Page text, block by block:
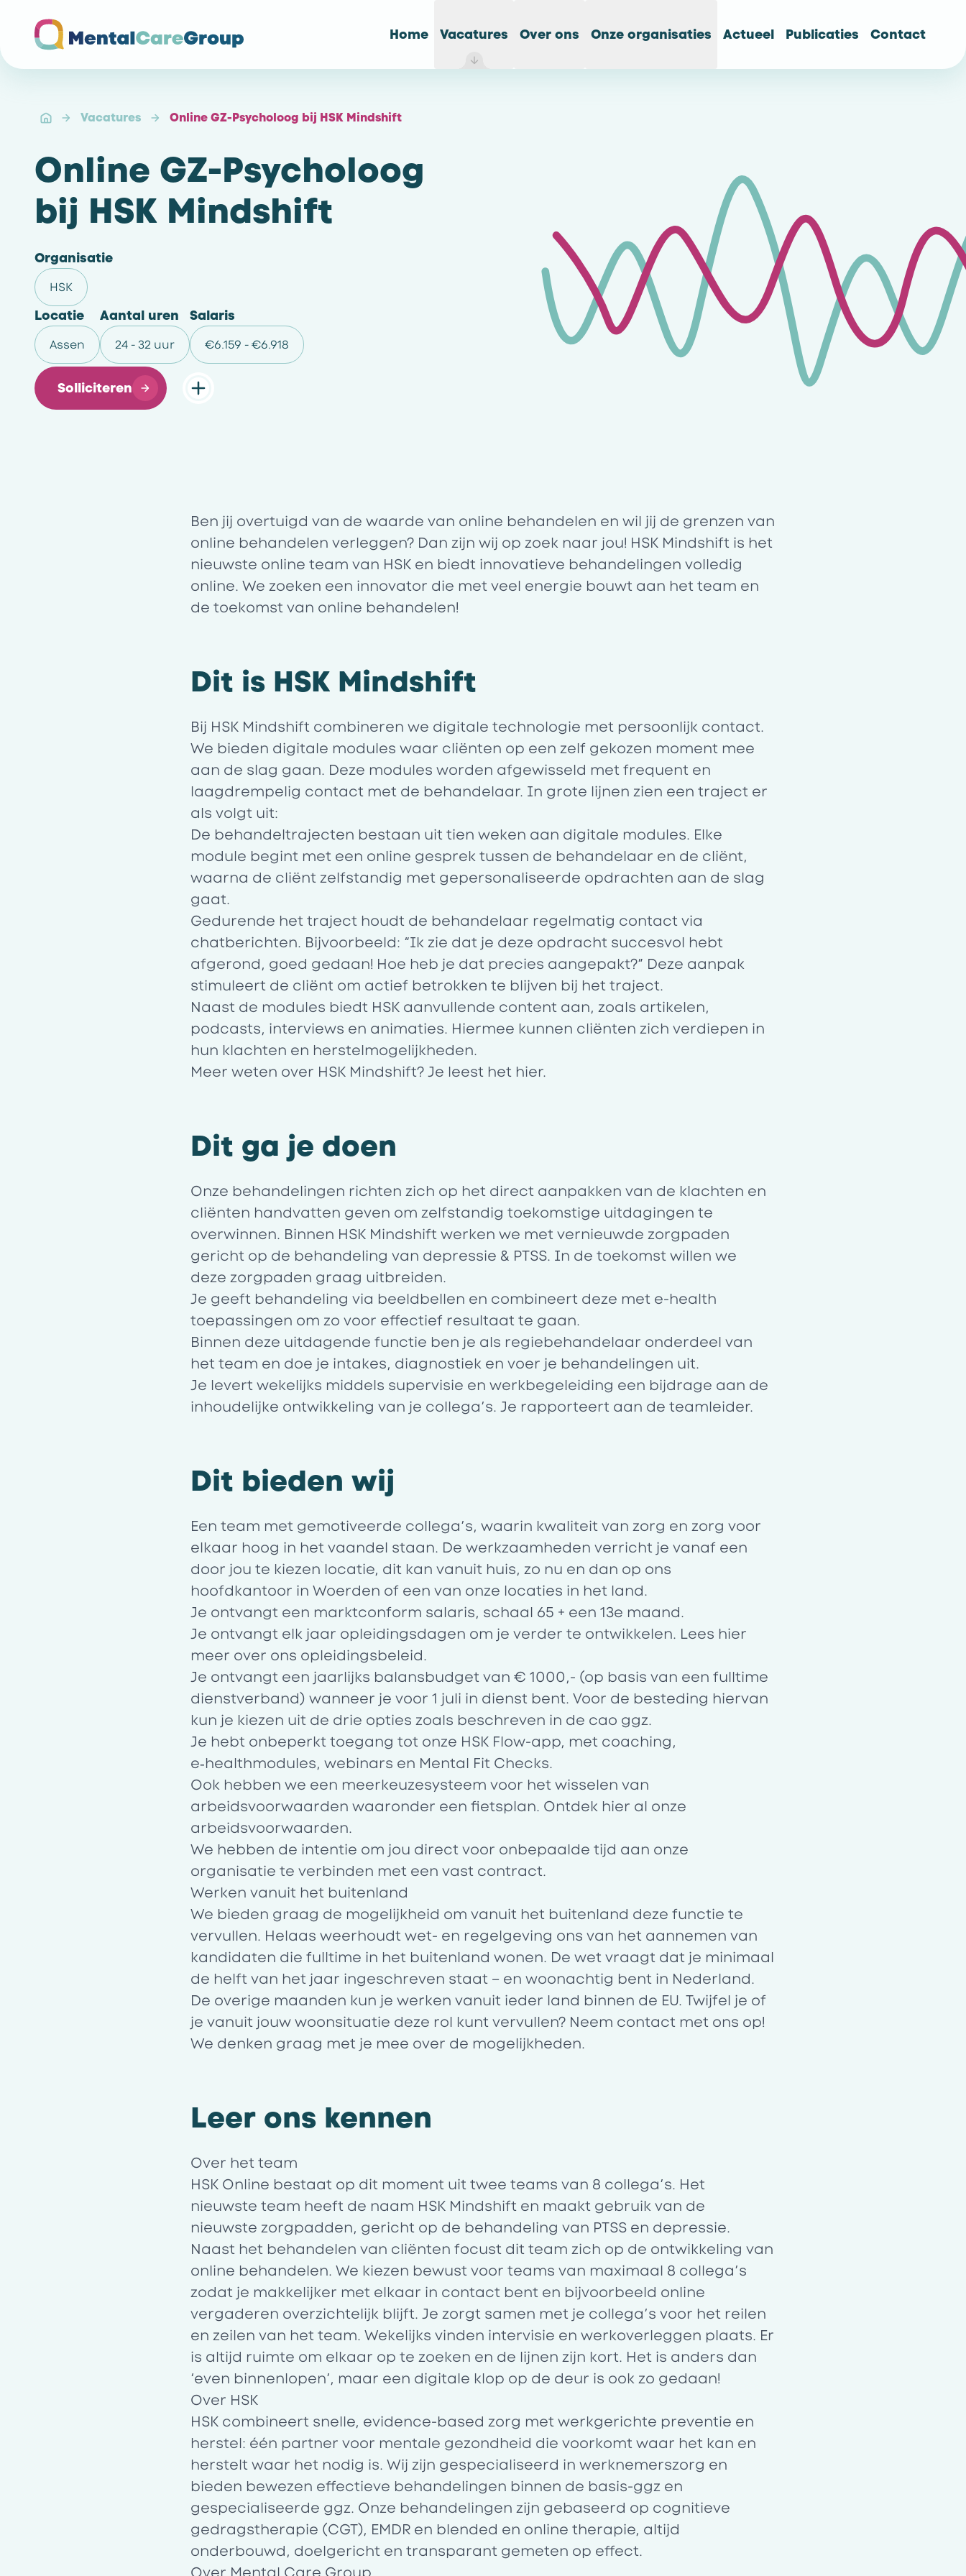
Home Vacatures Over ons Onze organisaties Actueel Publicaties Contact
Vacatures Online GZ-Psycholoog bij HSK Mindshift
Online GZ-Psycholoog
bij HSK Mindshift
Organisatie
HSK
Locatie
Assen
Aantal uren
24 - 32 uur
Salaris
€6.159 - €6.918
Solliciteren
Ben jij overtuigd van de waarde van online behandelen en wil jij de grenzen van
online behandelen verleggen? Dan zijn wij op zoek naar jou! HSK Mindshift is het
nieuwste online team van HSK en biedt innovatieve behandelingen volledig
online. We zoeken een innovator die met veel energie bouwt aan het team en
de toekomst van online behandelen!
Dit is HSK Mindshift
Bij HSK Mindshift combineren we digitale technologie met persoonlijk contact.
We bieden digitale modules waar cliënten op een zelf gekozen moment mee
aan de slag gaan. Deze modules worden afgewisseld met frequent en
laagdrempelig contact met de behandelaar. In grote lijnen zien een traject er
als volgt uit:
De behandeltrajecten bestaan uit tien weken aan digitale modules. Elke
module begint met een online gesprek tussen de behandelaar en de cliënt,
waarna de cliënt zelfstandig met gepersonaliseerde opdrachten aan de slag
gaat.
Gedurende het traject houdt de behandelaar regelmatig contact via
chatberichten. Bijvoorbeeld: “Ik zie dat je deze opdracht succesvol hebt
afgerond, goed gedaan! Hoe heb je dat precies aangepakt?” Deze aanpak
stimuleert de cliënt om actief betrokken te blijven bij het traject.
Naast de modules biedt HSK aanvullende content aan, zoals artikelen,
podcasts, interviews en animaties. Hiermee kunnen cliënten zich verdiepen in
hun klachten en herstelmogelijkheden.
Meer weten over HSK Mindshift? Je leest het hier.
Dit ga je doen
Onze behandelingen richten zich op het direct aanpakken van de klachten en
cliënten handvatten geven om zelfstandig toekomstige uitdagingen te
overwinnen. Binnen HSK Mindshift werken we met vernieuwde zorgpaden
gericht op de behandeling van depressie & PTSS. In de toekomst willen we
deze zorgpaden graag uitbreiden.
Je geeft behandeling via beeldbellen en combineert deze met e-health
toepassingen om zo voor effectief resultaat te gaan.
Binnen deze uitdagende functie ben je als regiebehandelaar onderdeel van
het team en doe je intakes, diagnostiek en voer je behandelingen uit.
Je levert wekelijks middels supervisie en werkbegeleiding een bijdrage aan de
inhoudelijke ontwikkeling van je collega’s. Je rapporteert aan de teamleider.
Dit bieden wij
Een team met gemotiveerde collega’s, waarin kwaliteit van zorg en zorg voor
elkaar hoog in het vaandel staan. De werkzaamheden verricht je vanaf een
door jou te kiezen locatie, dit kan vanuit huis, zo nu en dan op ons
hoofdkantoor in Woerden of een van onze locaties in het land.
Je ontvangt een marktconform salaris, schaal 65 + een 13e maand.
Je ontvangt elk jaar opleidingsdagen om je verder te ontwikkelen. Lees hier
meer over ons opleidingsbeleid.
Je ontvangt een jaarlijks balansbudget van € 1000,- (op basis van een fulltime
dienstverband) wanneer je voor 1 juli in dienst bent. Voor de besteding hiervan
kun je kiezen uit de drie opties zoals beschreven in de cao ggz.
Je hebt onbeperkt toegang tot onze HSK Flow-app, met coaching,
e‑healthmodules, webinars en Mental Fit Checks.
Ook hebben we een meerkeuzesysteem voor het wisselen van
arbeidsvoorwaarden waaronder een fietsplan. Ontdek hier al onze
arbeidsvoorwaarden.
We hebben de intentie om jou direct voor onbepaalde tijd aan onze
organisatie te verbinden met een vast contract.
Werken vanuit het buitenland
We bieden graag de mogelijkheid om vanuit het buitenland deze functie te
vervullen. Helaas weerhoudt wet- en regelgeving ons van het aannemen van
kandidaten die fulltime in het buitenland wonen. De wet vraagt dat je minimaal
de helft van het jaar ingeschreven staat – en woonachtig bent in Nederland.
De overige maanden kun je werken vanuit ieder land binnen de EU. Twijfel je of
je vanuit jouw woonsituatie deze rol kunt vervullen? Neem contact met ons op!
We denken graag met je mee over de mogelijkheden.
Leer ons kennen
Over het team
HSK Online bestaat op dit moment uit twee teams van 8 collega’s. Het
nieuwste team heeft de naam HSK Mindshift en maakt gebruik van de
nieuwste zorgpadden, gericht op de behandeling van PTSS en depressie.
Naast het behandelen van cliënten focust dit team zich op de ontwikkeling van
online behandelen. We kiezen bewust voor teams van maximaal 8 collega’s
zodat je makkelijker met elkaar in contact bent en bijvoorbeeld online
vergaderen overzichtelijk blijft. Je zorgt samen met je collega’s voor het reilen
en zeilen van het team. Wekelijks vinden intervisie en werkoverleggen plaats. Er
is altijd ruimte om elkaar op te zoeken en de lijnen zijn kort. Het is anders dan
‘even binnenlopen’, maar een digitale klop op de deur is ook zo gedaan!
Over HSK
HSK combineert snelle, evidence-based zorg met werkgerichte preventie en
herstel: één partner voor mentale gezondheid die voorkomt waar het kan en
herstelt waar het nodig is. Wij zijn gespecialiseerd in werknemerszorg en
bieden bewezen effectieve behandelingen binnen de basis-ggz en
gespecialiseerde ggz. Onze behandelingen zijn gebaseerd op cognitieve
gedragstherapie (CGT), EMDR en blended en online therapie, altijd
onderbouwd, doelgericht en transparant gemeten op effect.